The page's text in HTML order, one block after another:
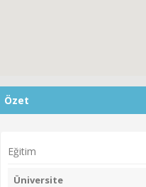
Özet
Eğitim
Üniversite